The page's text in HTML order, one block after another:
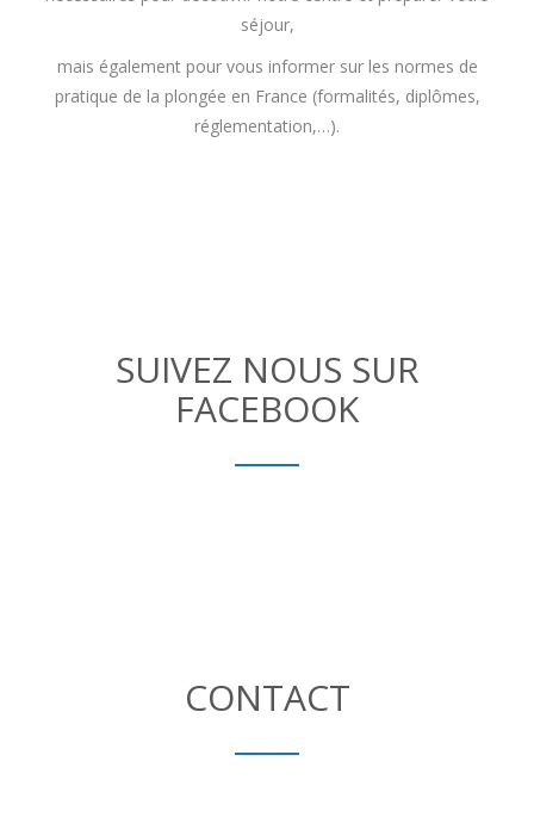
séjour,
mais également pour vous informer sur les normes de
pratique de la plongée en France (formalités, diplômes,
réglementation,…).
SUIVEZ NOUS SUR
FACEBOOK
CONTACT